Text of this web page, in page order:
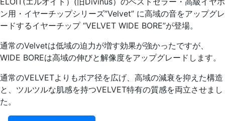
ン用・イヤーチップシリーズ”Velvet” に高域の音をアップグレ
ードするイヤーチップ “VELVET WIDE BORE”が登場。
通常のVelvetは低域の迫力が増す効果が強かったですが、
WIDE BOREは高域の伸びと解像度をアップグレードします。
通常のVELVETよりもボア径を広げ、高域の減衰を抑えた構造
と、ツルツルな肌感を持つVELVET特有の質感を両立させまし
た。